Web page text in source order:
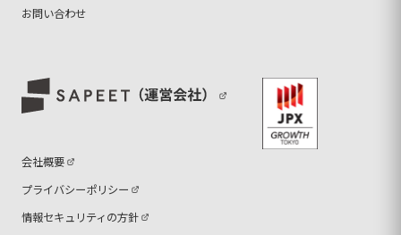
お問い合わせ
会社概要
プライバシーポリシー
情報セキュリティの方針